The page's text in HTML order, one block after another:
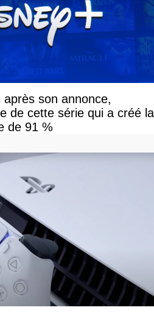
son annonce,
de cette série qui a créé la
de 91 %